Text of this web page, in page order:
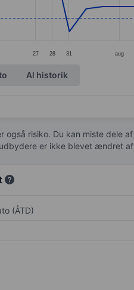
27 28 31 aug
Al historik
risiko. Du kan miste dele
er ikke blevet ændret af
(ÅTD)